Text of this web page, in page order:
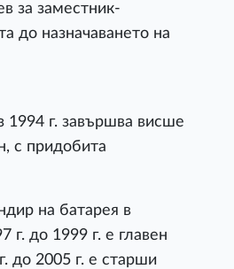
за заместник-
до назначаването на
1994 г. завършва висше
с придобита
на батарея в
до 1999 г. е главен
до 2005 г. е старши